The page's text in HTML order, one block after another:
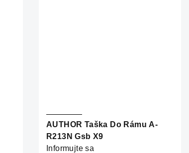
AUTHOR Taška Do Rámu A-
R213N Gsb X9
Informujte sa